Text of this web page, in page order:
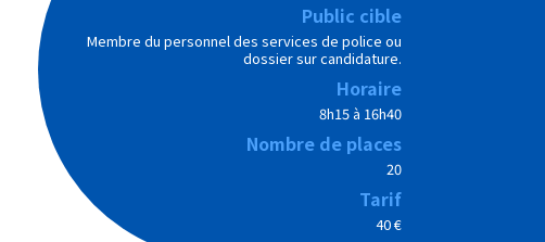
Public cible
Membre du personnel des services de police ou
dossier sur candidature.
Horaire
8h15 à 16h40
Nombre de places
20
Tarif
40 €